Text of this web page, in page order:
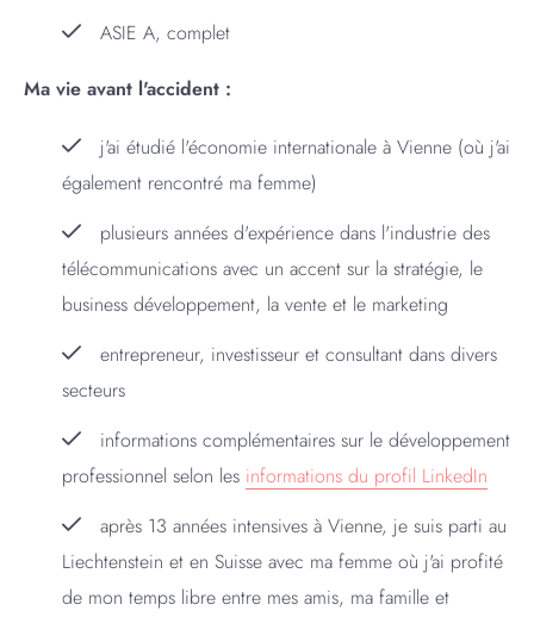
ASIE A, complet
Ma vie avant l'accident :
j'ai étudié l'économie internationale à Vienne (où j'ai
également rencontré ma femme)
plusieurs années d'expérience dans l'industrie des
télécommunications avec un accent sur la stratégie, le
business développement, la vente et le marketing
entrepreneur, investisseur et consultant dans divers
secteurs
informations complémentaires sur le développement
professionnel selon les informations du profil LinkedIn
après 13 années intensives à Vienne, je suis parti au
Liechtenstein et en Suisse avec ma femme où j'ai profité
de mon temps libre entre mes amis, ma famille et